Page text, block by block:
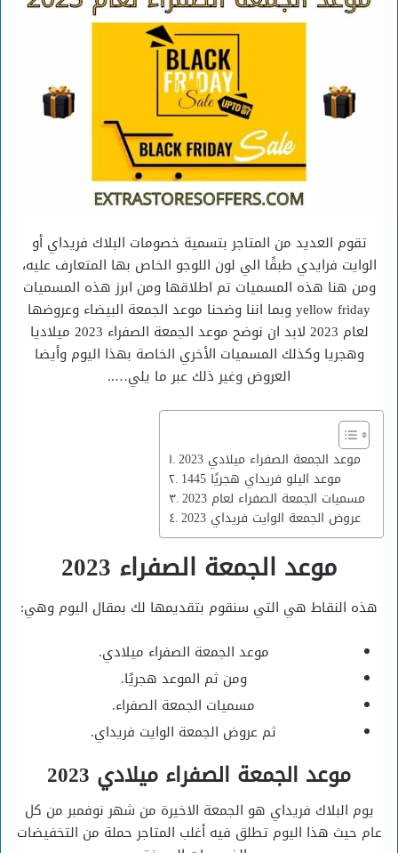
تقوم العديد من المتاجر بتسمية خصومات البلاك فريداي أو
الوايت فرايدي طبقًا الي لون اللوجو الخاص بها المتعارف عليه،
ومن هنا هذه المسميات تم اطلاقها ومن ابرز هذه المسميات
yellow friday وبما اننا وضحنا موعد الجمعة البيضاء وعروضها
لعام 2023 لابد ان نوضح موعد الجمعة الصفراء 2023 ميلاديا
وهجريا وكذلك المسميات الأخري الخاصة بهذا اليوم وأيضا
العروض وغير ذلك عبر ما يلي…..
موعد الجمعة الصفراء ميلادي 2023
موعد اليلو فريداي هجريًا 1445
مسميات الجمعة الصفراء لعام 2023
عروض الجمعة الوايت فريداي 2023
موعد الجمعة الصفراء 2023
هذه النقاط هي التي سنقوم بتقديمها لك بمقال اليوم وهي:
موعد الجمعة الصفراء ميلادي.
ومن ثم الموعد هجريًا.
مسميات الجمعة الصفراء.
ثم عروض الجمعة الوايت فريداي.
موعد الجمعة الصفراء ميلادي 2023
يوم البلاك فريداي هو الجمعة الاخيرة من شهر نوفمبر من كل
عام حيث هذا اليوم تطلق فيه أغلب المتاجر حملة من التخفيضات